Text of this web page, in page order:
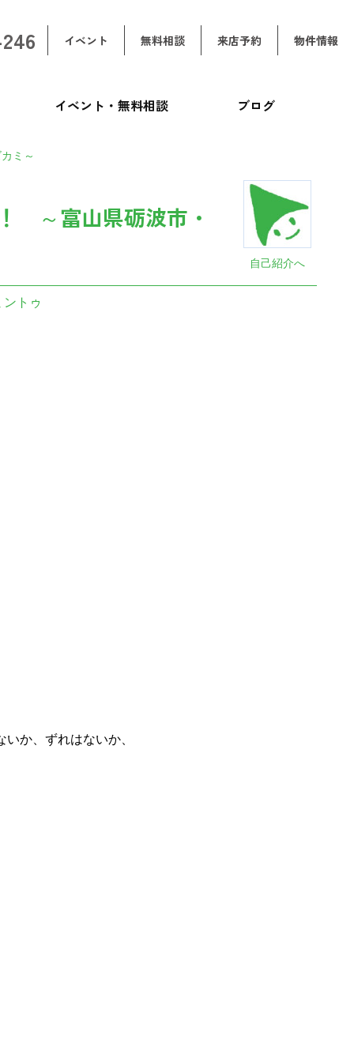
イベント 無料相談 来店予約 物件情報
イベント・無料相談 ブログ
ミ～
自己紹介へ
～富山県砺波市・
ントゥ
か、ずれはないか、